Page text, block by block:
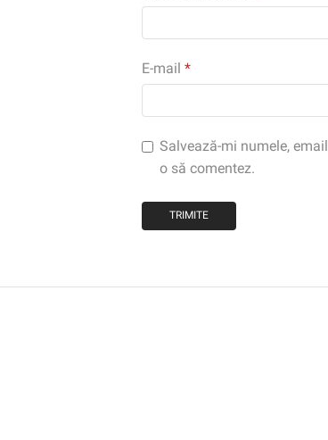
E-mail *
Salvează-mi numele,
o să comentez.